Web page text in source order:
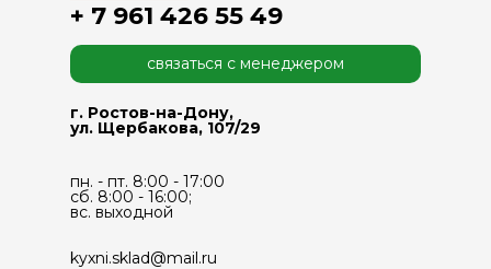
связаться с менеджером
+ 7 961 426 55 49
пн. - пт. 8:00 - 17:00
сб. 8:00 - 16:00;
вс. выходной
kyxni.sklad@mail.ru
г. Ростов-на-Дону,
ул. Щербакова, 107/29